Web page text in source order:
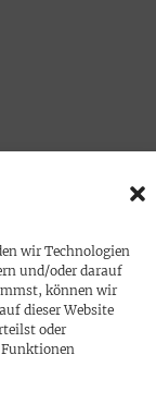
wir Technologien
und/oder darauf
können wir
dieser Website
oder